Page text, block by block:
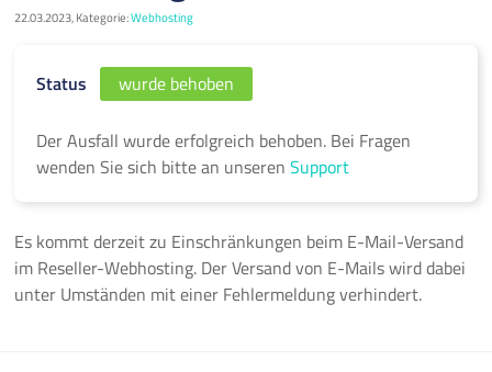
22.03.2023, Kategorie:Webhosting
Status wurde behoben
Der Ausfall wurde erfolgreich behoben. Bei Fragen
wenden Sie sich bitte an unseren Support
Es kommt derzeit zu Einschränkungen beim E-Mail-Versand
im Reseller-Webhosting. Der Versand von E-Mails wird dabei
unter Umständen mit einer Fehlermeldung verhindert.